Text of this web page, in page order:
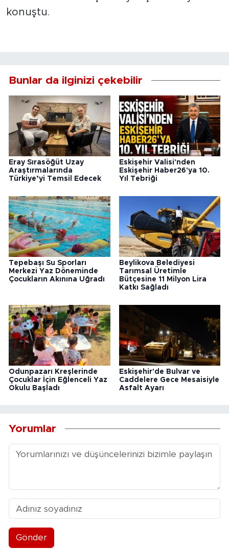
konuştu.
Bunlar da ilginizi çekebilir
Eray Sırasöğüt Uzay
Araştırmalarında
Türkiye’yi Temsil Edecek
Eskişehir Valisi'nden
Eskişehir Haber26'ya 10.
Yıl Tebriği
Tepebaşı Su Sporları
Merkezi Yaz Döneminde
Çocukların Akınına Uğradı
Beylikova Belediyesi
Tarımsal Üretimle
Bütçesine 11 Milyon Lira
Katkı Sağladı
Odunpazarı Kreşlerinde
Çocuklar İçin Eğlenceli Yaz
Okulu Başladı
Eskişehir'de Bulvar ve
Caddelere Gece Mesaisiyle
Asfalt Ayarı
Yorumlar
Gönder